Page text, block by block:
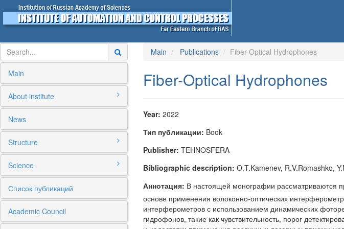
Main
About institute
News
Structure
Science
Список публикаций
Academic Council
Main Publications Fiber-Optical Hydrophones
Fiber-Optical Hydrophones
Year: 2022
Тип публикации: Book
Publisher: TEHNOSFERA
Bibliographic description: O.T.Kamenev, R.V.Romashko,
Аннотация: В настоящей монографии рассматриваются
основе применения волоконно-оптических
интерферометров с использованием динамических
гидрофонов, такие как чувствительность, порог